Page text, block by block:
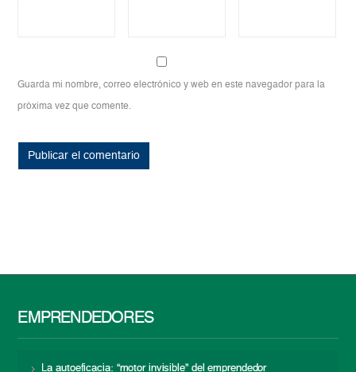
Guarda mi nombre, correo electrónico y web en este navegador para la
próxima vez que comente.
EMPRENDEDORES
La autoeficacia: “motor invisible” del emprendedor